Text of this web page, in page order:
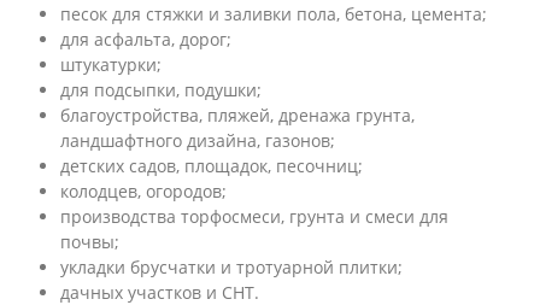
песок для стяжки и заливки пола, бетона, цемента;
для асфальта, дорог;
штукатурки;
для подсыпки, подушки;
благоустройства, пляжей, дренажа грунта,
ландшафтного дизайна, газонов;
детских садов, площадок, песочниц;
колодцев, огородов;
производства торфосмеси, грунта и смеси для
почвы;
укладки брусчатки и тротуарной плитки;
дачных участков и СНТ.